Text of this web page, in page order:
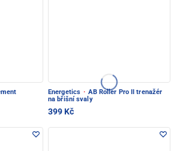
Energetics · AB Roller Pro II trenažér
na břišní svaly
399 Kč